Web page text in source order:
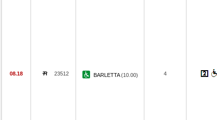
08.18 23512 BARLETTA(10.00) 4